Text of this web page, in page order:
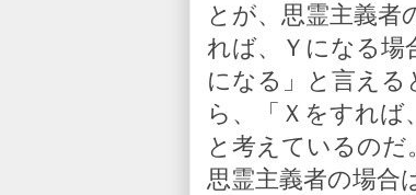
とが、思霊主義者
れば、Ｙになる場
になる」と言える
ら、「Ｘをすれば
と考えているの
思霊主義者の場合